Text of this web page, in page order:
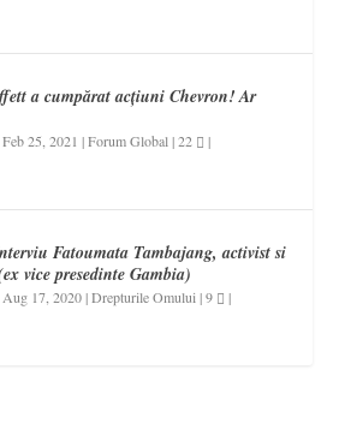
a cumpărat acțiuni Chevron! Ar
Feb 25, 2021 |Forum Global |22 |
Fatoumata Tambajang, activist si
vice presedinte Gambia)
Aug 17, 2020|Drepturile Omului |9 |